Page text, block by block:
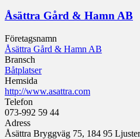
Åsättra Gård & Hamn AB
Företagsnamn
Åsättra Gård & Hamn AB
Bransch
Båtplatser
Hemsida
http://www.asattra.com
Telefon
073-992 59 44
Adress
Åsättra Bryggväg 75, 184 95